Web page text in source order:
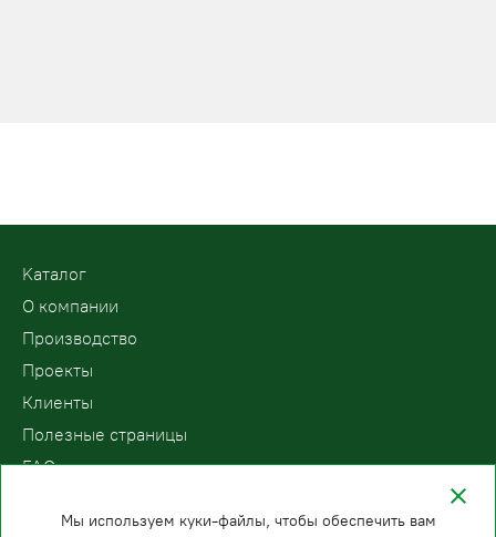
Kаталог
О компании
Производство
Проекты
Клиенты
Полезные страницы
FAQ
Мы используем куки-файлы, чтобы обеспечить вам